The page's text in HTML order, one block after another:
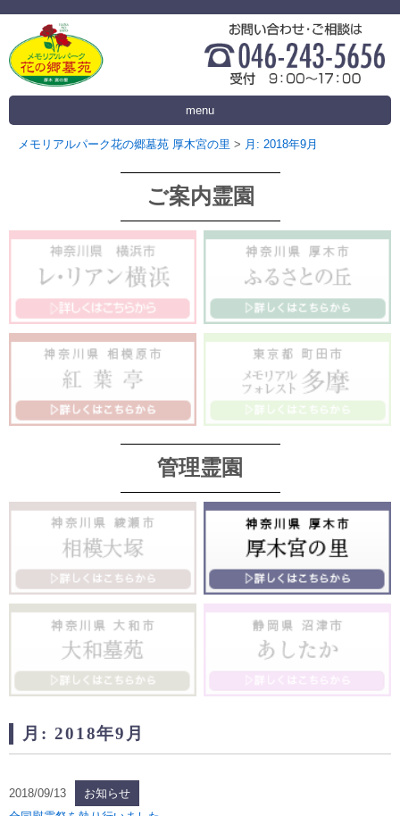
menu
メモリアルパーク花の郷墓苑 厚木宮の里 > 月: 2018年9月
ご案内霊園
管理霊園
月: 2018年9月
2018/09/13
お知らせ